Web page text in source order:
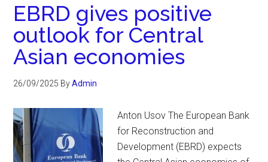
EBRD gives positive
outlook for Central
Asian economies
26/09/2025 ByAdmin
Anton Usov The European Bank
for Reconstruction and
Development (EBRD) expects